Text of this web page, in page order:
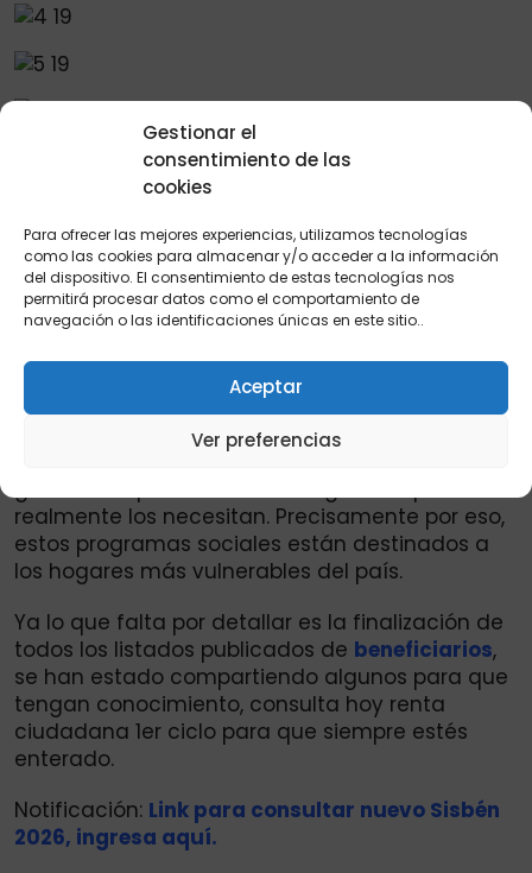
Gestionar el
consentimiento de las
cookies
Para ofrecer las mejores experiencias, utilizamos tecnologías
como las cookies para almacenar y/o acceder a la información
del dispositivo. El consentimiento de estas tecnologías nos
permitirá procesar datos como el comportamiento de
navegación o las identificaciones únicas en este sitio..
Aceptar
Ver preferencias
Hogares:Nuevos beneficiarios 1 ciclo Colombia
mayor 2026.
Es importante enfatizar que estas ayudas
económicas no se entregan al azar ni a
cualquier persona. Existen procesos de
realmente los necesitan. Precisamente por eso,
estos programas sociales están destinados a
los hogares más vulnerables del país.
Ya lo que falta por detallar es la finalización de
todos los listados publicados de beneficiarios,
se han estado compartiendo algunos para que
tengan conocimiento, consulta hoy renta
ciudadana 1er ciclo para que siempre estés
enterado.
Notificación: Link para consultar nuevo Sisbén
2026, ingresa aquí.